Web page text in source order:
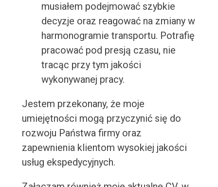
musiałem podejmować szybkie
decyzje oraz reagować na zmiany w
harmonogramie transportu. Potrafię
pracować pod presją czasu, nie
tracąc przy tym jakości
wykonywanej pracy.
Jestem przekonany, że moje
umiejętności mogą przyczynić się do
rozwoju Państwa firmy oraz
zapewnienia klientom wysokiej jakości
usług ekspedycyjnych.